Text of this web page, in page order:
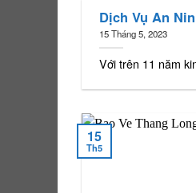
Dịch Vụ An
15 Tháng 5, 2023
Với trên 11 năm
15
Th5